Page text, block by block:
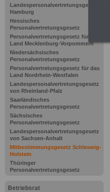
Landespersonalvertretungsgesetz
Hamburg
Hessisches
Personalvertretungsgesetz
Personalvertretungsgesetz für das
Land Mecklenburg-Vorpommern
Niedersächsisches
Personalvertretungsgesetz
Personalvertretungsgesetz für das
Land Nordrhein-Westfalen
Landespersonalvertretungsgesetz
von Rheinland-Pfalz
Saarländisches
Personalvertretungsgesetz
Sächsisches
Personalvertretungsgesetz
Landespersonalvertretungsgesetz
von Sachsen-Anhalt
Mitbestimmungsgesetz Schleswig-
Holstein
Thüringer
Personalvertretungsgesetz
Betriebsrat